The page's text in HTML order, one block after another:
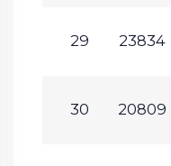
29 23834
30 20809